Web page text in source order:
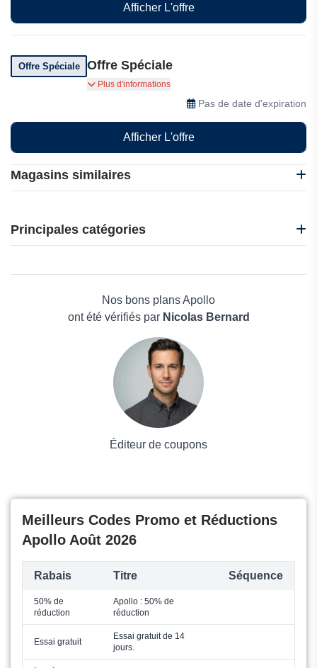
Magasins similaires
Edrawsoft
InVideo
Refsee
Principales catégories
Maison & Jardin
Boissons
Nos bons plans Apollo
ont été vérifiés par Nicolas Bernard
Éditeur de coupons
Afficher L'offre
Offre Spéciale Offre Spéciale
Apollo vous propose des offres spéciales et des
réductions, alors visitez-nous dès maintenant !
Plus d'informations
Pas de date d'expiration
Afficher L'offre
Meilleurs Codes Promo et Réductions
Apollo Août 2026
Rabais Titre Séquence
50% de
réduction
Apollo : 50% de
réduction
Essai gratuit
Essai gratuit de 14
jours.